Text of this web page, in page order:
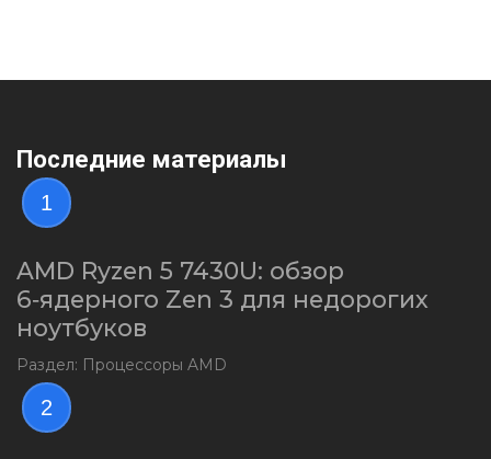
Последние материалы
1
AMD Ryzen 5 7430U: обзор
6‑ядерного Zen 3 для недорогих
ноутбуков
Раздел: Процессоры AMD
2